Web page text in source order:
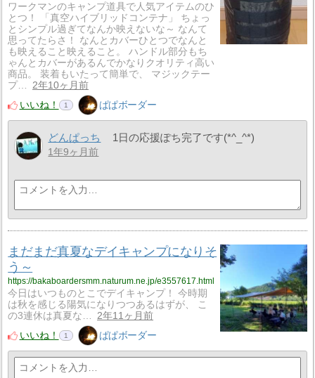
ワークマンのキャンプ道具で人気アイテムのひ
とつ！ 「真空ハイブリッドコンテナ」 ちょっ
とシンプル過ぎてなんか映えないな～ なんて
思ってたらさ！ なんとカバーひとつでなんと
も映えること映えること。 ハンドル部分もち
ゃんとカバーがあるんでかなりクオリティ高い
商品。 装着もいたって簡単で、 マジックテー
プ…
2年10ヶ月前
いいね！
1 ぱぱボーダー
どんぱっち 1日の応援ぽち完了です(*^_^*)
1年9ヶ月前
まだまだ真夏なデイキャンプになりそ
う～
https://bakaboardersmm.naturum.ne.jp/e3557617.html
今日はいつものとこでデイキャンプ！ 今時期
は秋を感じる陽気になりつつあるはずが、 こ
の3連休は真夏な…
2年11ヶ月前
いいね！
1 ぱぱボーダー